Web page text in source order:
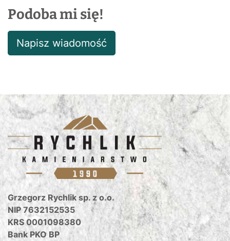
Podoba mi się!
Napisz wiadomość
Grzegorz Rychlik sp. z o.o.
NIP 7632152535
KRS 0001098380
Bank PKO BP